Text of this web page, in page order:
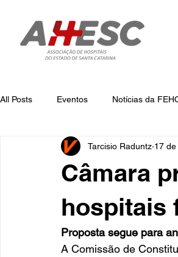
All Posts Eventos Notícias da
Notícias da AHESC
Câmara
hospitais
Tarcisio Raduntz 17
Proposta segue para
A Comissão de